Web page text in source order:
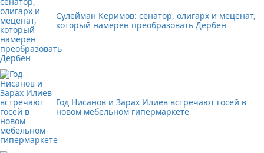
Сулейман Керимов: сенатор, олигарх и меценат,
который намерен преобразовать Дербен
Год Нисанов и Зарах Илиев встречают госей в
новом мебельном гипермаркете